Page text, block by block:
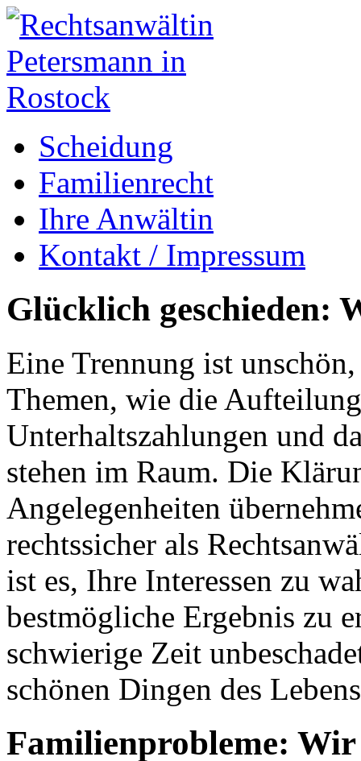
Scheidung
Familienrecht
Ihre Anwältin
Kontakt / Impressum
Glücklich geschieden:
Eine Trennung ist
Themen, wie die
Unterhaltszahlungen und
stehen im Raum. Die
Angelegenheiten
rechtssicher als
ist es, Ihre Interessen zu
bestmögliche Ergebnis zu
schwierige Zeit
schönen Dingen des
Familienprobleme: Wir